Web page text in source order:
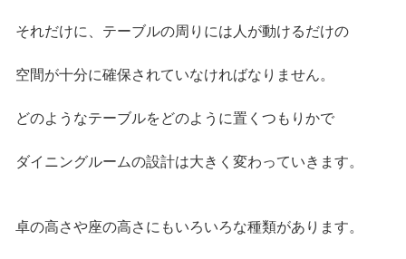
それだけに、テーブルの周りには人が動けるだけの
空間が十分に確保されていなければなりません。
どのようなテーブルをどのように置くつもりかで
ダイニングルームの設計は大きく変わっていきます。
卓の高さや座の高さにもいろいろな種類があります。